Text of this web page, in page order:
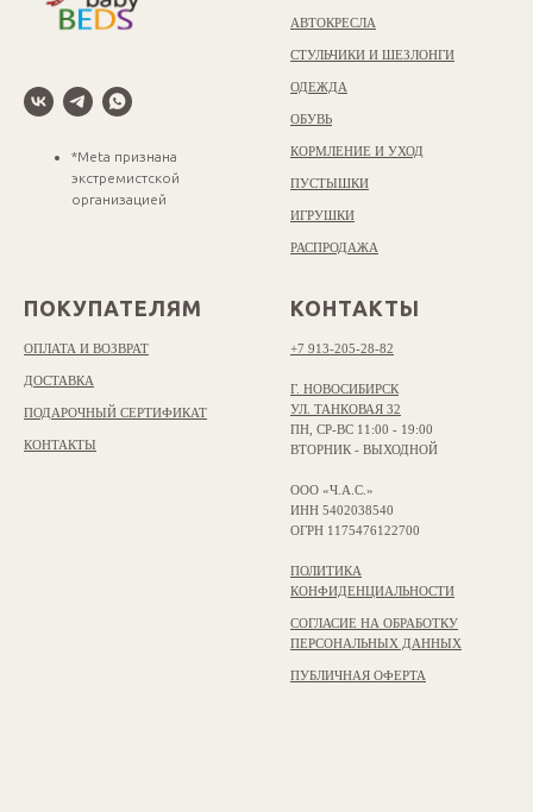
*Meta признана
экстремистской
организацией
АВТОКРЕСЛА
СТУЛЬЧИКИ И ШЕЗЛОНГИ
ОДЕЖДА
ОБУВЬ
КОРМЛЕНИЕ И УХОД
ПУСТЫШКИ
ИГРУШКИ
РАСПРОДАЖА
ПОКУПАТЕЛЯМ
ОПЛАТА И ВОЗВРАТ
ДОСТАВКА
ПОДАРОЧНЫЙ СЕРТИФИКАТ
КОНТАКТЫ
КОНТАКТЫ
+7 913-205-28-82
Г. НОВОСИБИРСК
УЛ. ТАНКОВАЯ 32
ПН, СР-ВС 11:00 - 19:00
ВТОРНИК - ВЫХОДНОЙ
ООО «Ч.А.С.»
ИНН 5402038540
ОГРН 1175476122700
ПОЛИТИКА
КОНФИДЕНЦИАЛЬНОСТИ
СОГЛАСИЕ НА ОБРАБОТКУ
ПЕРСОНАЛЬНЫХ ДАННЫХ
ПУБЛИЧНАЯ ОФЕРТА